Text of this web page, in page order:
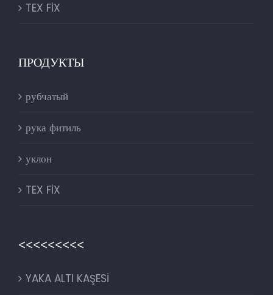
TEX FİX
ПРОДУКТЫ
рубчатый
рука фитиль
уклон
TEX FİX
<<<<<<<<<
YAKA ALTI KAŞESİ